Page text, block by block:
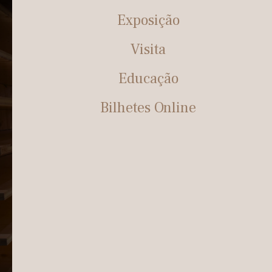
Exposição
Visita
Educação
Bilhetes Online